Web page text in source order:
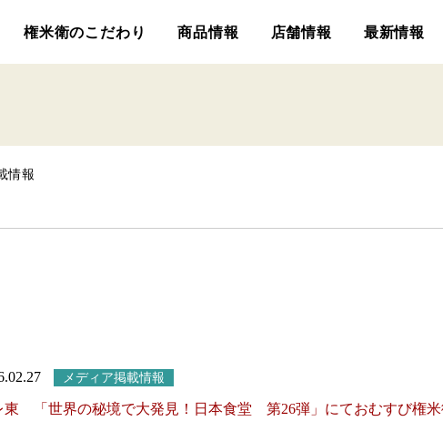
権米衛のこだわり 商品情報 店舗情報 最新情報
情報
メディア掲載情報
東 「世界の秘境で大発見！日本食堂 第26弾」にておむすび権米